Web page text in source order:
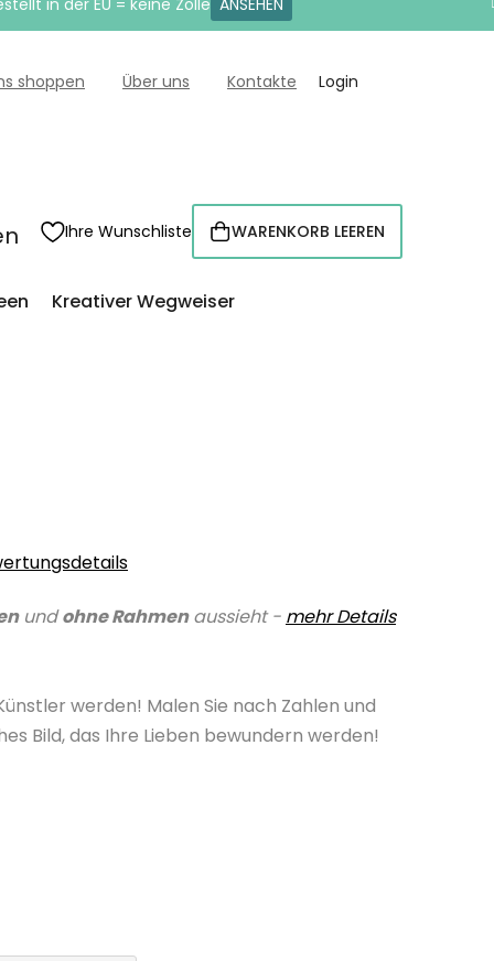
in der EU = keine Zölle ANSEHEN
shoppen Über uns Kontakte Login
Ihre Wunschliste WARENKORB
WARENKORB LEEREN
Kreativer Wegweiser
undohne Rahmenaussieht - mehr Details
werden! Malen Sie nach Zahlen und
Bild, das Ihre Lieben bewundern werden!